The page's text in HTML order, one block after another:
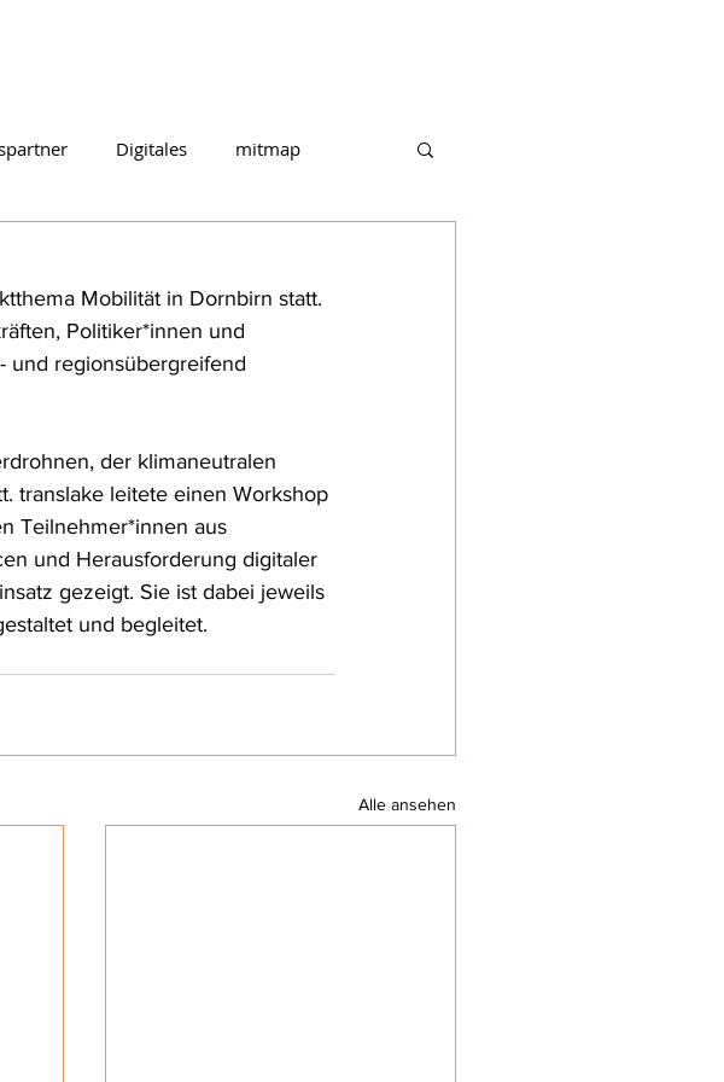
Digitales mitmap
Mobilität in Dornbirn statt.
Politiker*innen und
und regionsübergreifend
der klimaneutralen
translake leitete einen Workshop
Teilnehmer*innen aus
und Herausforderung digitaler
gezeigt. Sie ist dabei jeweils
und begleitet.
Alle ansehen